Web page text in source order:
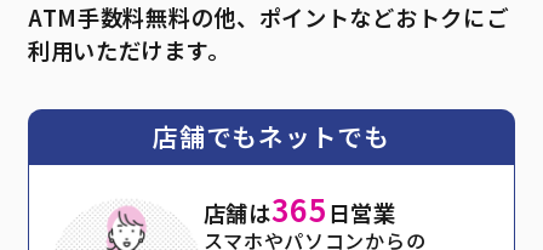
ATM手数料無料の他、ポイントなどおトクにご
利用いただけます。
店舗でもネットでも
店舗は365日営業
スマホやパソコンからの